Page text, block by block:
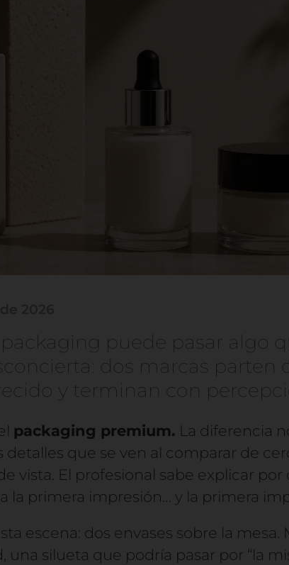
puede pasar algo
dos marcas parten
y terminan con
packaging premium. La diferencia
detalles que se ven al comparar de
vista. El profesional sabe explicar por
la primera impresión… y la primera
escena: dos envases sobre la
una silueta que podría pasar por “la